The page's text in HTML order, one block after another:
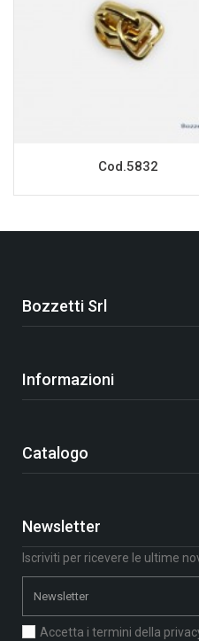
Cod.5832
Bozzetti Srl
Informazioni
Catalogo
Newsletter
Iscriviti per ricevere le ultime
Accetta i termini della